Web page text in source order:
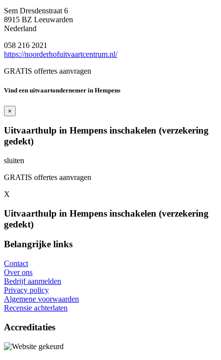
Sem Dresdenstraat 6
8915 BZ Leeuwarden
Nederland
058 216 2021
https://noorderhofuitvaartcentrum.nl/
GRATIS offertes aanvragen
Vind een uitvaartondernemer in Hempens
×
Uitvaarthulp in Hempens inschakelen (verzekering
gedekt)
sluiten
GRATIS offertes aanvragen
X
Uitvaarthulp in Hempens inschakelen (verzekering
gedekt)
Belangrijke links
Contact
Over ons
Bedrijf aanmelden
Privacy policy
Algemene voorwaarden
Recensie achterlaten
Accreditaties